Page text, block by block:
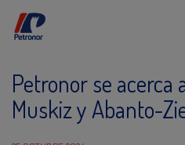
Petronor se acerca
Muskiz y Abanto-